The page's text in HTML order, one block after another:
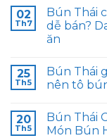
02
Th7
Bún Thái
dễ bán?
ăn
25
Th5
Bún Thái
nên tô
20
Th5
Bún Thái
Món Bún